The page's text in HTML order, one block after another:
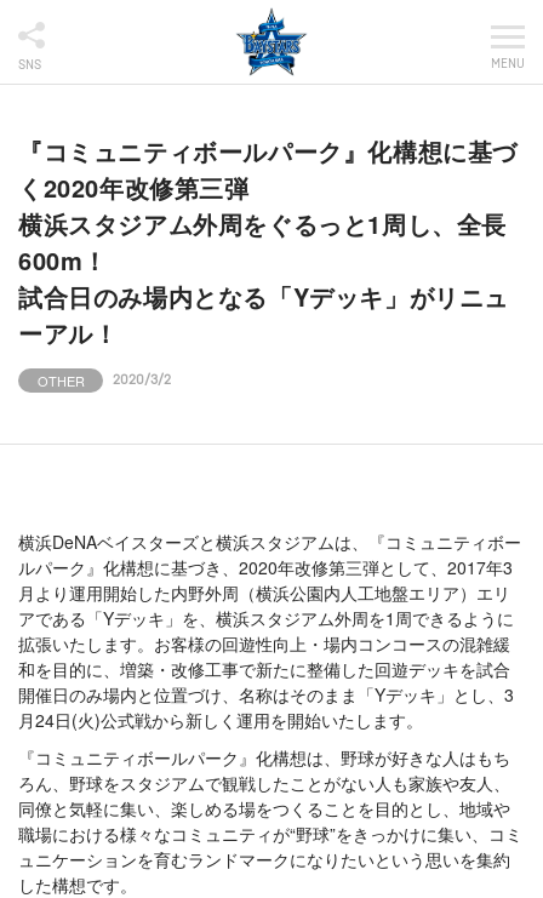
SNS MENU
『コミュニティボールパーク』化構想に基づ
く2020年改修第三弾
横浜スタジアム外周をぐるっと1周し、全長
600m！
試合日のみ場内となる「Yデッキ」がリニュ
ーアル！
OTHER 2020/3/2
横浜DeNAベイスターズと横浜スタジアムは、『コミュニティボー
ルパーク』化構想に基づき、2020年改修第三弾として、2017年3
月より運用開始した内野外周（横浜公園内人工地盤エリア）エリ
アである「Yデッキ」を、横浜スタジアム外周を1周できるように
拡張いたします。お客様の回遊性向上・場内コンコースの混雑緩
和を目的に、増築・改修工事で新たに整備した回遊デッキを試合
開催日のみ場内と位置づけ、名称はそのまま「Yデッキ」とし、3
月24日(火)公式戦から新しく運用を開始いたします。
『コミュニティボールパーク』化構想は、野球が好きな人はもち
ろん、野球をスタジアムで観戦したことがない人も家族や友人、
同僚と気軽に集い、楽しめる場をつくることを目的とし、地域や
職場における様々なコミュニティが“野球”をきっかけに集い、コミ
ュニケーションを育むランドマークになりたいという思いを集約
した構想です。